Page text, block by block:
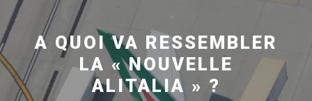
A QUOI VA RESSEMBLER
LA « NOUVELLE
ALITALIA » ?